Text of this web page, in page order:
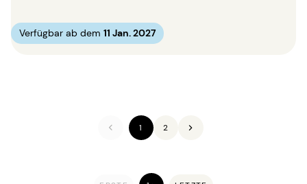
Verfügbar ab dem 11 Jan. 2027
1 2